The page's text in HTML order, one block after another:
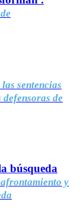
sentencias
de
búsqueda
y